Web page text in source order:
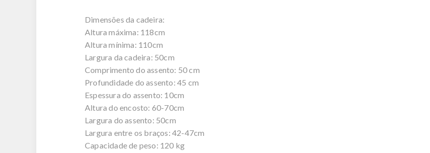
Dimensões da cadeira:
Altura máxima: 118cm
Altura mínima: 110cm
Largura da cadeira: 50cm
Comprimento do assento: 50 cm
Profundidade do assento: 45 cm
Espessura do assento: 10cm
Altura do encosto: 60-70cm
Largura do assento: 50cm
Largura entre os braços: 42-47cm
Capacidade de peso: 120 kg